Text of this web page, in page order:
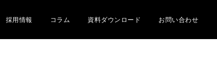
採用情報 コラム 資料ダウンロード お問い合わせ